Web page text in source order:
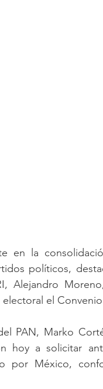
en la
políticos,
Alejandro
el
PAN, Marko
hoy a solicitar
por México,